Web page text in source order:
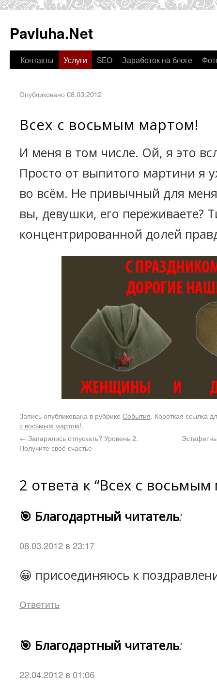
Pavluha.Net
Контакты Услуги SEO Заработок на блоге
Опубликовано 08.03.2012
Всех с восьмым мартом!
И меня в том числе. Ой, я это
Просто от выпитого мартини я
во всём. Не привычный для
вы, девушки, его переживаете?
концентрированной долей
Запись опубликована в рубрике События. Короткая ссылка
с восьмым мартом!.
← Запарились отпускать? Уровень 2.
Получите своё счастье
2 ответа к “Всех с восьмым
🎯 Благодартный читатель:
08.03.2012 в 23:17
😀 присоединяюсь к
Ответить
🎯 Благодартный читатель:
22.04.2012 в 01:06